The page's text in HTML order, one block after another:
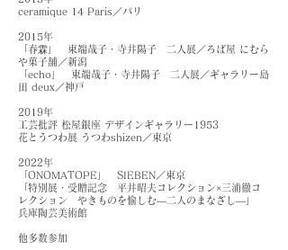
ceramique 14 Paris／パリ
2015年
「春霖」 東端哉子・寺井陽子 二人展／ろば屋 にむら
や菓子舗／新潟
「echo」 東端哉子・寺井陽子 二人展／ギャラリー島
田 deux／神戸
2019年
工芸批評 松屋銀座 デザインギャラリー1953
花とうつわ展 うつわshizen／東京
2022年
「ONOMATOPE」 SIEBEN／東京
「特別展・受贈記念 平井昭夫コレクション×三浦徹コ
レクション やきものを愉しむ―二人のまなざし―」
兵庫陶芸美術館
他多数参加